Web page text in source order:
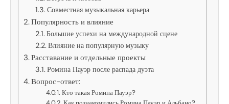
Совместная музыкальная карьера
Популярность и влияние
Большие успехи на международной сцене
Влияние на популярную музыку
Расставание и отдельные проекты
Ромина Пауэр после распада дуэта
Вопрос-ответ:
Кто такая Ромина Пауэр?